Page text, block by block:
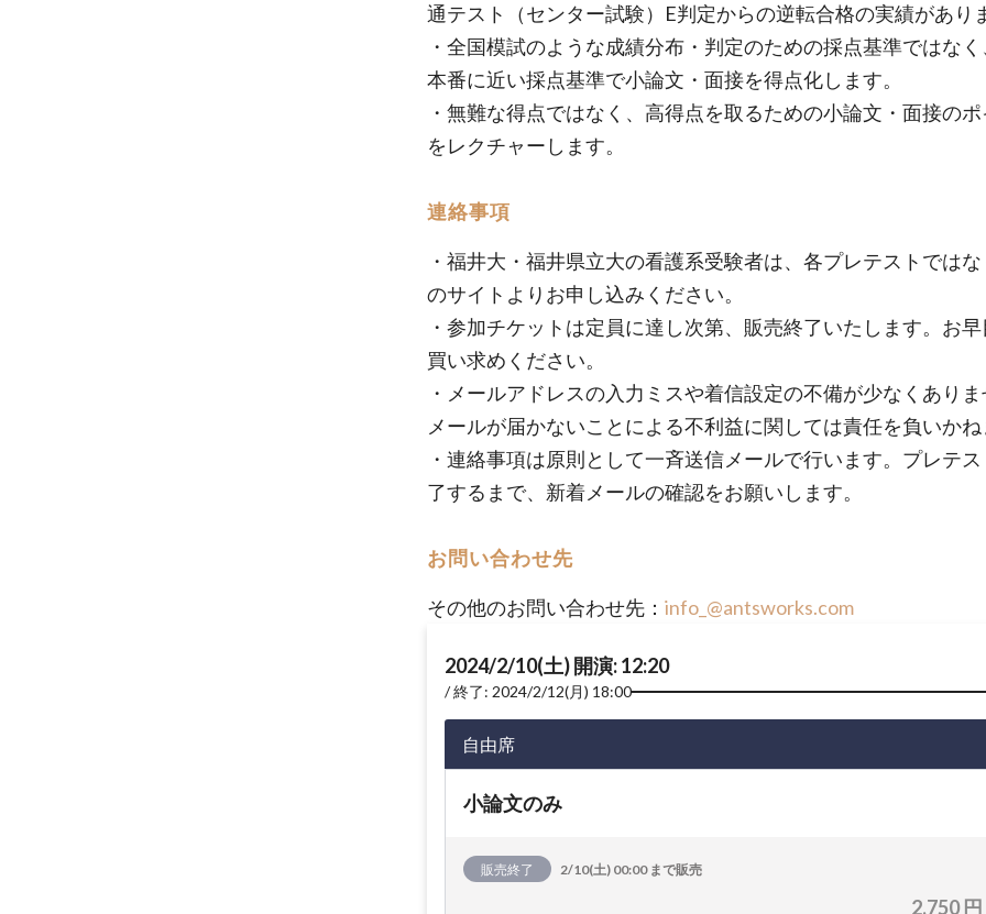
通テスト（センター試験）E判定からの逆転合格の実績があり
・全国模試のような成績分布・判定のための採点基準ではなく
本番に近い採点基準で小論文・面接を得点化します。
・無難な得点ではなく、高得点を取るための小論文・面接のポ
をレクチャーします。
連絡事項
・福井大・福井県立大の看護系受験者は、各プレテストではな
のサイトよりお申し込みください。
・参加チケットは定員に達し次第、販売終了いたします。お
買い求めください。
・メールアドレスの入力ミスや着信設定の不備が少なくありま
メールが届かないことによる不利益に関しては責任を負いかね
・連絡事項は原則として一斉送信メールで行います。プレテ
了するまで、新着メールの確認をお願いします。
お問い合わせ先
その他のお問い合わせ先： info_@antsworks.com
2024/2/10(土) 開演: 12:20
終了: 2024/2/12(月) 18:00
自由席
小論文のみ
販売終了 2/10(土) 00:00 まで販売
2,750 円